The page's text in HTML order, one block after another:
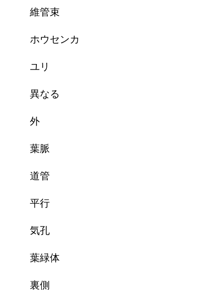
維管束
ホウセンカ
ユリ
異なる
外
葉脈
道管
平行
気孔
葉緑体
裏側